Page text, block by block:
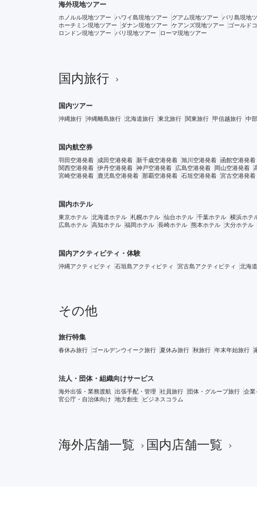
海外現地ツアー
ホノルル現地ツアー ハワイ島現地ツアー グアム現地ツアー バリ島現地
ホーチミン現地ツアー
ダナン現地ツアー ケアンズ現地ツアー ゴールド
ロンドン現地ツアー
パリ現地ツアー ローマ現地ツアー
国内旅行
国内ツアー
沖縄旅行 沖縄離島旅行 北海道旅行 東北旅行 関東旅行 甲信越旅行 中
国内航空券
羽田空港発着 成田空港発着 新千歳空港発着 旭川空港発着 函館空港発着
関西空港発着 伊丹空港発着 神戸空港発着 広島空港発着 岡山空港発着
宮崎空港発着
鹿児島空港発着 那覇空港発着 石垣空港発着 宮古空港発着
国内ホテル
東京ホテル 北海道ホテル 札幌ホテル 仙台ホテル 千葉ホテル 横浜ホテ
広島ホテル 高知ホテル 福岡ホテル 長崎ホテル 熊本ホテル 大分ホテル
国内アクティビティ・体験
沖縄アクティビティ 石垣島アクティビティ 宮古島アクティビティ 北海
その他
旅行特集
春休み旅行 ゴールデンウイーク旅行 夏休み旅行 秋旅行 年末年始旅行
法人・団体・組織向けサービス
海外出張・業務渡航 出張手配・管理 社員旅行 団体・グループ旅行 企業
官公庁・自治体向け
地方創生 ビジネスコラム
海外店舗一覧 国内店舗一覧